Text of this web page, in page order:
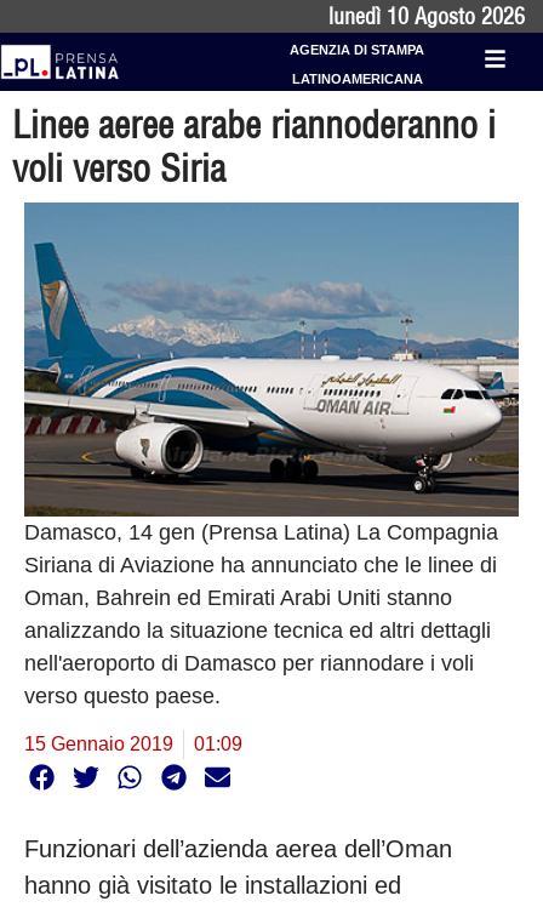
lunedì 10 Agosto 2026
AGENZIA DI STAMPA
LATINOAMERICANA
Linee aeree arabe riannoderanno i
voli verso Siria
Damasco, 14 gen (Prensa Latina) La Compagnia
Siriana di Aviazione ha annunciato che le linee di
Oman, Bahrein ed Emirati Arabi Uniti stanno
analizzando la situazione tecnica ed altri dettagli
nell'aeroporto di Damasco per riannodare i voli
verso questo paese.
15 Gennaio 2019 01:09
Funzionari dell’azienda aerea dell’Oman
hanno già visitato le installazioni ed